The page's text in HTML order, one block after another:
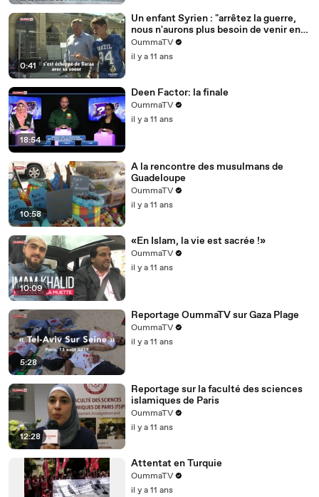
0:41
Un enfant Syrien : "arrêtez la guerre,
nous n'aurons plus besoin de venir en
Europe"
OummaTV
il y a 11 ans
18:54
Deen Factor: la finale
OummaTV
il y a 11 ans
10:58
A la rencontre des musulmans de
Guadeloupe
OummaTV
il y a 11 ans
10:09
«En Islam, la vie est sacrée !»
OummaTV
il y a 11 ans
5:28
Reportage OummaTV sur Gaza Plage
OummaTV
il y a 11 ans
12:28
Reportage sur la faculté des sciences
islamiques de Paris
OummaTV
il y a 11 ans
Attentat en Turquie
OummaTV
il y a 11 ans